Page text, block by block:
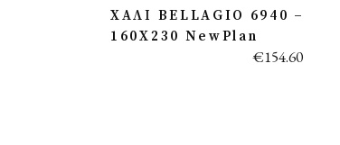
ΧΑΛΙ BELLAGIO 6940 –
160X230 NewPlan
€154.60